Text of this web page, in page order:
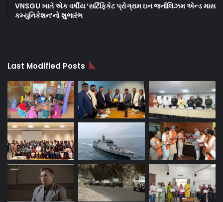
VNSGU ખાતે એક વર્ષીય ‘સર્ટિફિકેટ પ્રોગ્રામ ઇન જર્નાલિઝમ એન્ડ માસ
કમ્યુનિકેશન’નો શુભારંભ
Last Modified Posts